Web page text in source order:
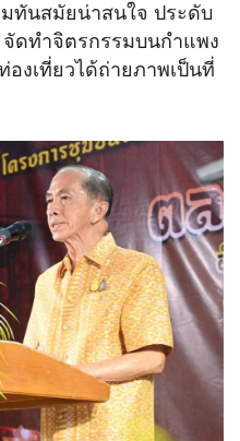
ทันสมัยน่าสนใจ ประดับ
ดทำจิตรกรรมบนกำแพง
งเที่ยวได้ถ่ายภาพเป็นที่